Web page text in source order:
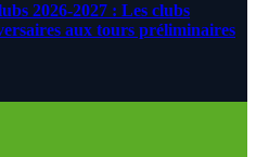
2026-2027 : Les clubs
aux tours préliminaires